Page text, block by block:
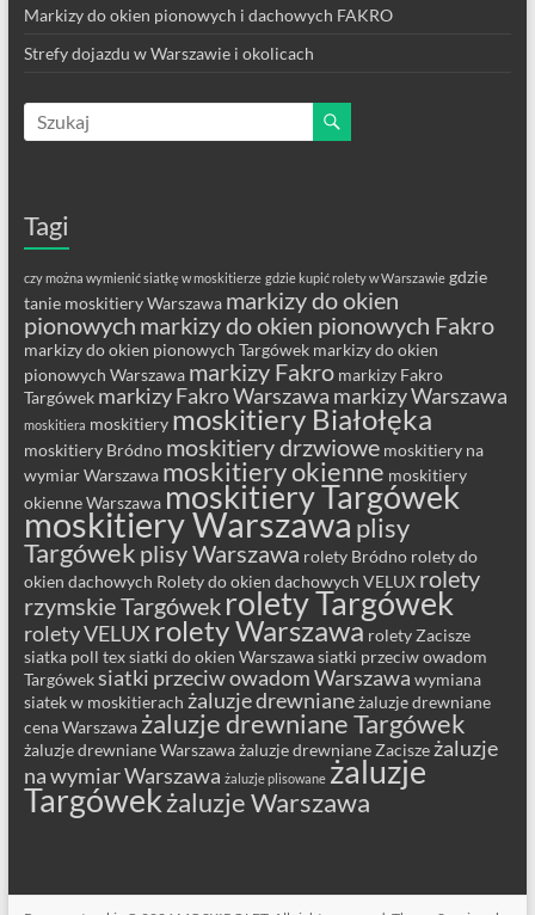
Markizy do okien pionowych i dachowych FAKRO
Strefy dojazdu w Warszawie i okolicach
Tagi
czy można wymienić siatkę w moskitierze gdzie kupić rolety w Warszawie gdzie
tanie moskitiery Warszawa markizy do okien
pionowych markizy do okien pionowych Fakro
markizy do okien pionowych Targówek markizy do okien
pionowych Warszawa markizy Fakro markizy Fakro
Targówek markizy Fakro Warszawa markizy Warszawa
moskitiera moskitiery moskitiery Białołęka
moskitiery Bródno moskitiery drzwiowe moskitiery na
wymiar Warszawa moskitiery okienne moskitiery
okienne Warszawa moskitiery Targówek
moskitiery Warszawa plisy
Targówek plisy Warszawa rolety Bródno rolety do
okien dachowych Rolety do okien dachowych VELUX rolety
rzymskie Targówek rolety Targówek
rolety VELUX rolety Warszawa rolety Zacisze
siatka poll texsiatki do okien Warszawasiatki przeciw owadom
Targóweksiatki przeciw owadom Warszawa wymiana
siatek w moskitierach żaluzje drewnianeżaluzje drewniane
cena Warszawa żaluzje drewniane Targówek
żaluzje drewniane Warszaważaluzje drewniane Zacisze żaluzje
na wymiar Warszawa żaluzje plisowane żaluzje
Targówekżaluzje Warszawa